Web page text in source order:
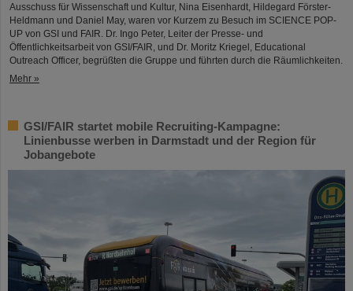
Ausschuss für Wissenschaft und Kultur, Nina Eisenhardt, Hildegard Förster-
Heldmann und Daniel May, waren vor Kurzem zu Besuch im SCIENCE POP-
UP von GSI und FAIR. Dr. Ingo Peter, Leiter der Presse- und
Öffentlichkeitsarbeit von GSI/FAIR, und Dr. Moritz Kriegel, Educational
Outreach Officer, begrüßten die Gruppe und führten durch die Räumlichkeiten.
Mehr »
GSI/FAIR startet mobile Recruiting-Kampagne:
Linienbusse werben in Darmstadt und der Region für
Jobangebote